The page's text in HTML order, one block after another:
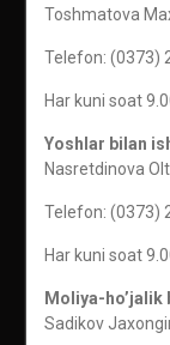
Toshmatova
Telefon: (0373)
Har kuni soat
Yoshlar bilan
Nasretdinova
Telefon: (0373)
Har kuni soat
Moliya-ho’jalik
Sadikov